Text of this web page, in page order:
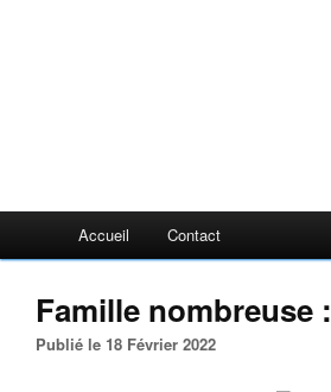
Accueil Contact
Famille nombreuse :
Publié le 18 Février 2022